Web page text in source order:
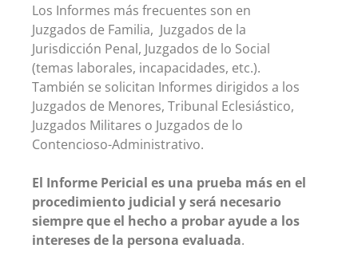
Los Informes más frecuentes son en
Juzgados de Familia, Juzgados de la
Jurisdicción Penal, Juzgados de lo Social
(temas laborales, incapacidades, etc.).
También se solicitan Informes dirigidos a los
Juzgados de Menores, Tribunal Eclesiástico,
Juzgados Militares o Juzgados de lo
Contencioso-Administrativo.
El Informe Pericial es una prueba más en el
procedimiento judicial y será necesario
siempre que el hecho a probar ayude a los
intereses de la persona evaluada.